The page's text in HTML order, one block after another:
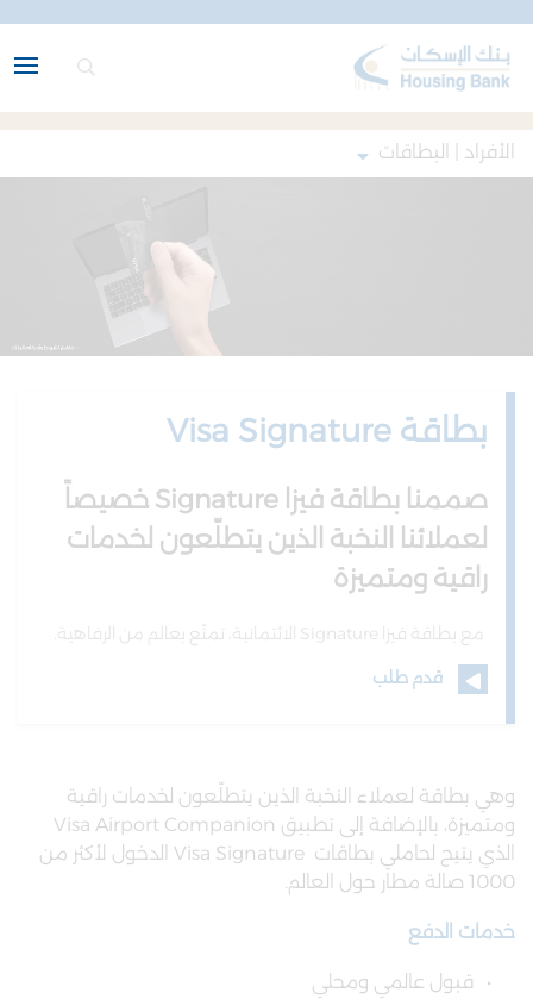
الأفراد | البطاقات
بطاقة Visa Signature
صممنا بطاقة فيزا Signature خصيصاً
لعملائنا النخبة الذين يتطلّعون لخدمات
راقية ومتميزة
مع بطاقة فيزا Signature الائتمانية، تمتّع بعالم من الرفاهية.
قدم طلب
وهي بطاقة لعملاء النخبة الذين يتطلّعون لخدمات راقية
ومتميزة، بالإضافة إلى تطبيق Visa Airport Companion
الذي يتيح لحاملي بطاقات Visa Signature الدخول لأكثر من
1000 صالة مطار حول العالم.​
خدمات الدفع
قبول عالمي ومحلي